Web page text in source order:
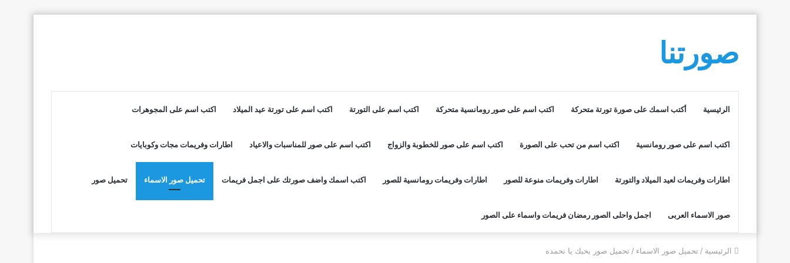
صورتنا
الرئيسية أكتب اسمك على صورة تورتة متحركة اكتب اسم على صور رومانسية متحركة اكتب اسم على التورتة اكتب اسم على تورتة عيد الميلاد اكتب اسم على المجوهرات
اكتب اسم على صور رومانسية اكتب اسم من تحب على الصورة اكتب اسم على صور للخطوبة والزواج اكتب اسم على صور للمناسبات والاعياد اطارات وفريمات مجات وكوبايات
اطارات وفريمات لعيد الميلاد والتورتة اطارات وفريمات منوعة للصور اطارات وفريمات رومانسية للصور اكتب اسمك واضف صورتك على اجمل فريمات تحميل صور الاسماء تحميل صور
صور الاسماء العربى اجمل واحلى الصور رمضان فريمات واسماء على الصور
الرئيسية / تحميل صور الاسماء / تحميل صور بحبك يا نحمده